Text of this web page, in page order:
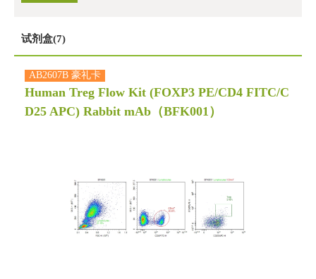
试剂盒(7)
AB2607B 豪礼卡
Human Treg Flow Kit (FOXP3 PE/CD4 FITC/C
D25 APC) Rabbit mAb （BFK001）